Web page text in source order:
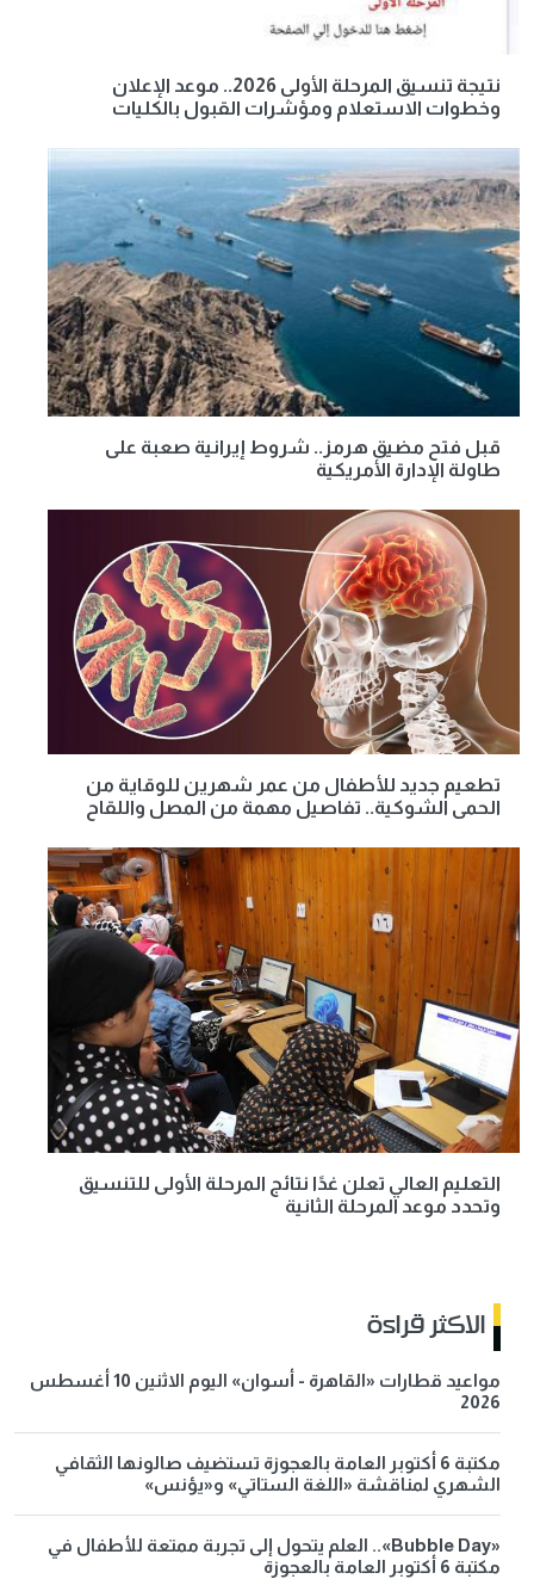
نتيجة تنسيق المرحلة الأولى 2026.. موعد الإعلان
وخطوات الاستعلام ومؤشرات القبول بالكليات
قبل فتح مضيق هرمز.. شروط إيرانية صعبة على
طاولة الإدارة الأمريكية
تطعيم جديد للأطفال من عمر شهرين للوقاية من
الحمى الشوكية.. تفاصيل مهمة من المصل واللقاح
التعليم العالي تعلن غدًا نتائج المرحلة الأولى للتنسيق
وتحدد موعد المرحلة الثانية
الاكثر قراءة
مواعيد قطارات «القاهرة - أسوان» اليوم الاثنين 10 أغسطس
2026
مكتبة 6 أكتوبر العامة بالعجوزة تستضيف صالونها الثقافي
الشهري لمناقشة «اللغة الستاتي» و«يؤنس»
«Bubble Day».. العلم يتحول إلى تجربة ممتعة للأطفال في
مكتبة 6 أكتوبر العامة بالعجوزة